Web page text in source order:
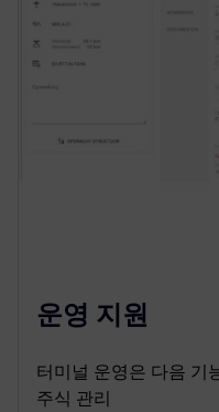
운영 지원
터미널 운영은 다음 기
주식 관리